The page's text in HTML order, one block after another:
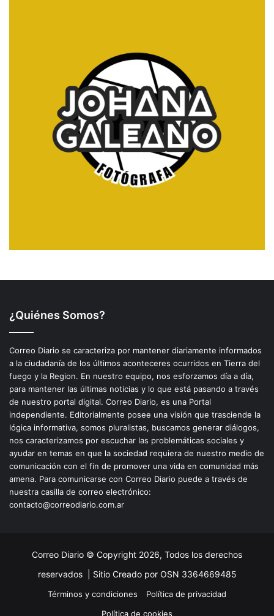
¿Quiénes Somos?
Correo Diario se caracteriza por mantener diariamente informados
a la ciudadanía de los últimos aconteceres ocurridos en Tierra del
fuego y la Region. En nuestro equipo, nos esforzamos día a día,
para mantener las últimas noticias y lo que está pasando a través
de nuestro portal digital. Correo Diario, es una Portal
independiente. Editorialmente posee una visión que trasciende la
lógica informativa, somos pluralistas, buscamos generar diálogos,
nos caracterizamos por escuchar las problemáticas sociales y
ayudar en temas en que la sociedad requiera de nuestro medio de
comunicación con el fin de promover una vida en comunidad más
amena. Para comunicarse con Correo Diario puede a través de
nuestra casilla de correo electrónico:
contacto@correodiario.com.ar
Correo Diario © Copyright 2026, Todos los derechos
reservados | Sitio Creado por OSN 3364669485
Términos y condiciones
Política de privacidad
Política de cookies